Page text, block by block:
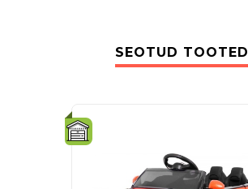
SEOTUD TOOTED